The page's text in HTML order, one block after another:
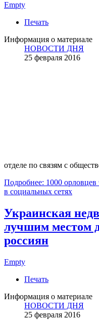
Empty
Печать
Информация о материале
НОВОСТИ ДНЯ
25 февраля 2016
отделе по связям с
Подробнее: 1000
в социальных сетях
Украинская
лучшим местом
россиян
Empty
Печать
Информация о материале
НОВОСТИ ДНЯ
25 февраля 2016